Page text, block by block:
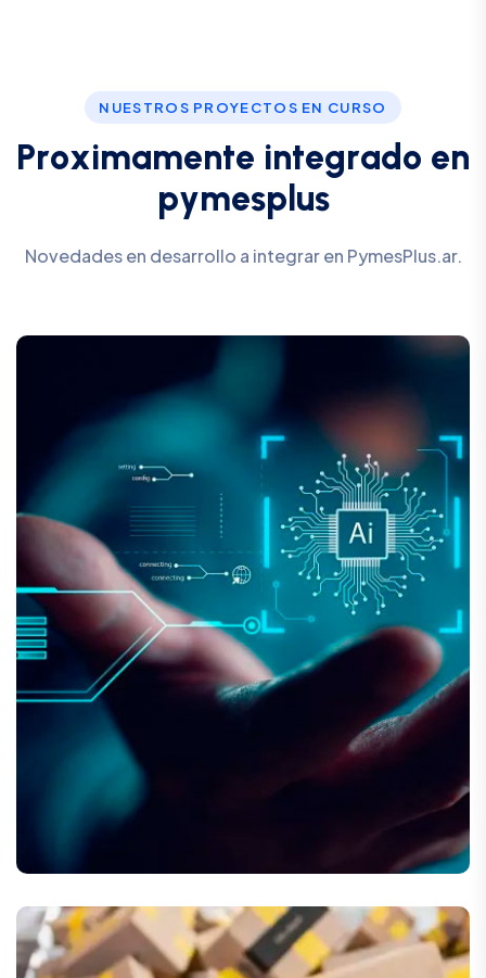
NUESTROS PROYECTOS EN CURSO
Proximamente integrado en
pymesp us
Novedades en desarrollo a integrar en PymesPlus.ar.